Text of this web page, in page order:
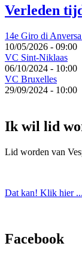
Verleden
14e Giro di
10/05/2026 - 09:00
VC Sint-Niklaas
06/10/2024 - 10:00
VC Bruxelles
29/09/2024 - 10:00
Ik wil lid
Lid worden van
Dat kan! Klik hier ...
Facebook